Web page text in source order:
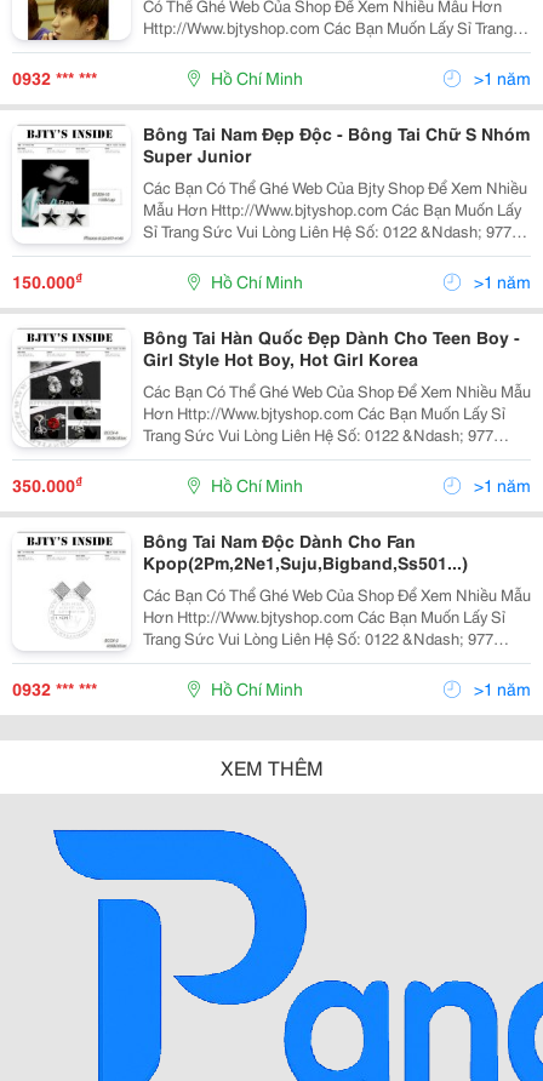
Có Thể Ghé Web Của Shop Để Xem Nhiều Mẫu Hơn
Http://Www.bjtyshop.com Các Bạn Muốn Lấy Sỉ Trang
Sức Vui Lòng Liên Hệ Số: 0122 &Ndash; 977 &Ndash;
4140 Hay 0932 &Nd
0932 *** *** Hồ Chí Minh >1 năm
Bông Tai Nam Đẹp Độc - Bông Tai Chữ S Nhóm
Super Junior
Các Bạn Có Thể Ghé Web Của Bjty Shop Để Xem Nhiều
Mẫu Hơn Http://Www.bjtyshop.com Các Bạn Muốn Lấy
Sỉ Trang Sức Vui Lòng Liên Hệ Số: 0122 &Ndash; 977
&Ndash; 4140 Hay 0932 &Ndash; 094 &Ndash; 572
Hàng Có Sẵn &Ndash; Giá
150.000₫ Hồ Chí Minh >1 năm
Bông Tai Hàn Quốc Đẹp Dành Cho Teen Boy -
Girl Style Hot Boy, Hot Girl Korea
Các Bạn Có Thể Ghé Web Của Shop Để Xem Nhiều Mẫu
Hơn Http://Www.bjtyshop.com Các Bạn Muốn Lấy Sỉ
Trang Sức Vui Lòng Liên Hệ Số: 0122 &Ndash; 977
&Ndash; 4140 Hay 0932 &Ndash; 094 &Ndash; 572
Hàng Có Sẵn - Chất Liệu Bạc Cao Cấp Kh
350.000₫ Hồ Chí Minh >1 năm
Bông Tai Nam Độc Dành Cho Fan
Kpop(2Pm,2Ne1,Suju,Bigband,Ss501...)
Các Bạn Có Thể Ghé Web Của Shop Để Xem Nhiều Mẫu
Hơn Http://Www.bjtyshop.com Các Bạn Muốn Lấy Sỉ
Trang Sức Vui Lòng Liên Hệ Số: 0122 &Ndash; 977
&Ndash; 4140 Hay 0932 &Ndash; 094 &Ndash; 572
Hàng Có Sẵn - Chất Liệu Bằng Bạc Si
0932 *** *** Hồ Chí Minh >1 năm
XEM THÊM